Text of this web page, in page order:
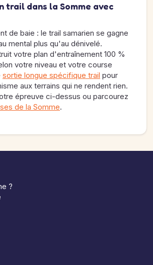
trail dans la Somme avec
de baie : le trail samarien se gagne
mental plus qu'au dénivelé.
votre plan d'entraînement 100 %
votre niveau et votre course
sortie longue spécifique trail pour
aux terrains qui ne rendent rien.
épreuve ci-dessus ou parcourez
de la Somme.
?